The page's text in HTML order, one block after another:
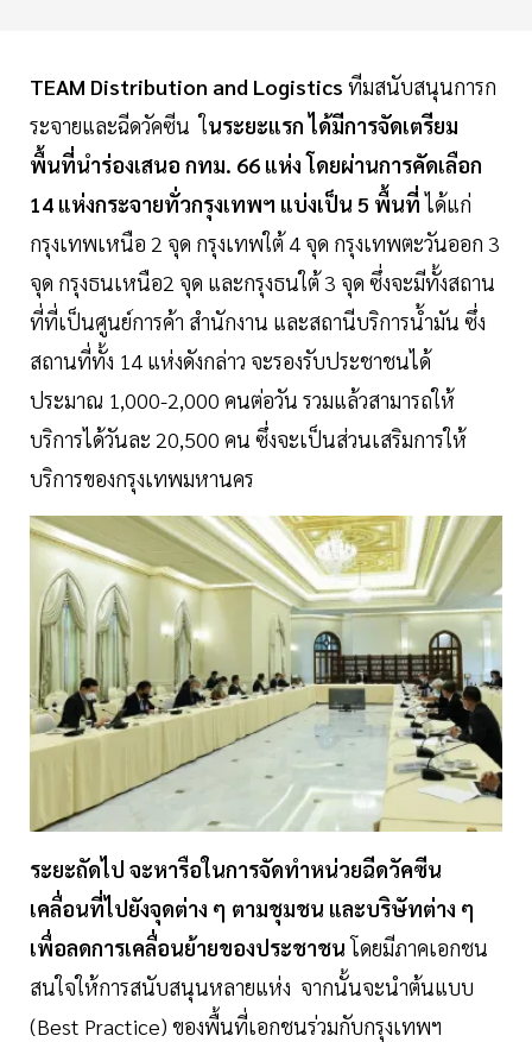
TEAM Distribution and Logistics ทีมสนับสนุนการก
ระจายและฉีดวัคซีน ในระยะแรก ได้มีการจัดเตรียม
พื้นที่นำร่องเสนอ กทม. 66 แห่ง โดยผ่านการคัดเลือก
14 แห่งกระจายทั่วกรุงเทพฯ แบ่งเป็น 5 พื้นที่ได้แก่
กรุงเทพเหนือ 2 จุด กรุงเทพใต้ 4 จุด กรุงเทพตะวันออก 3
จุด กรุงธนเหนือ2 จุด และกรุงธนใต้ 3 จุด ซึ่งจะมีทั้งสถาน
ที่ที่เป็นศูนย์การค้า สำนักงาน และสถานีบริการน้ำมัน ซึ่ง
สถานที่ทั้ง 14 แห่งดังกล่าว จะรองรับประชาชนได้
ประมาณ 1,000-2,000 คนต่อวัน รวมแล้วสามารถให้
บริการได้วันละ 20,500 คน ซึ่งจะเป็นส่วนเสริมการให้
บริการของกรุงเทพมหานคร
ระยะถัดไป จะหารือในการจัดทำหน่วยฉีดวัคซีน
เคลื่อนที่ไปยังจุดต่าง ๆ ตามชุมชน และบริษัทต่าง ๆ
เพื่อลดการเคลื่อนย้ายของประชาชนโดยมีภาคเอกชน
สนใจให้การสนับสนุนหลายแห่ง จากนั้นจะนำต้นแบบ
(Best Practice) ของพื้นที่เอกชนร่วมกับกรุงเทพฯ